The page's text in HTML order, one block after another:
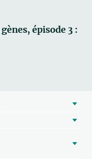
épisode 3 :